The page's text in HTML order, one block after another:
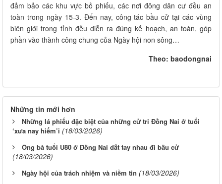
đảm bảo các khu vực bỏ phiếu, các nơi đông dân cư đều an
toàn trong ngày 15-3. Đến nay, công tác bầu cử tại các vùng
biên giới trong tỉnh đều diễn ra đúng kế hoạch, an toàn, góp
phần vào thành công chung của Ngày hội non sông…
Theo: baodongnai
Những tin mới hơn
Những lá phiếu đặc biệt của những cử tri Đồng Nai ở tuổi
‘xưa nay hiếm’i (18/03/2026)
Ông bà tuổi U80 ở Đồng Nai dắt tay nhau đi bầu cử
(18/03/2026)
Ngày hội của trách nhiệm và niềm tin (18/03/2026)